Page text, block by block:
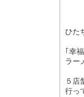
ひた
｢幸
ラー
５店
行っ